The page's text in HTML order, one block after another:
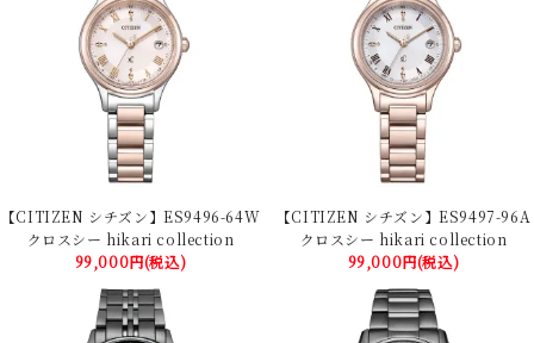
【CITIZEN シチズン】ES9496-64W
クロスシー hikari collection
99,000円(税込)
【CITIZEN シチズン】ES9497-96A
クロスシー hikari collection
99,000円(税込)